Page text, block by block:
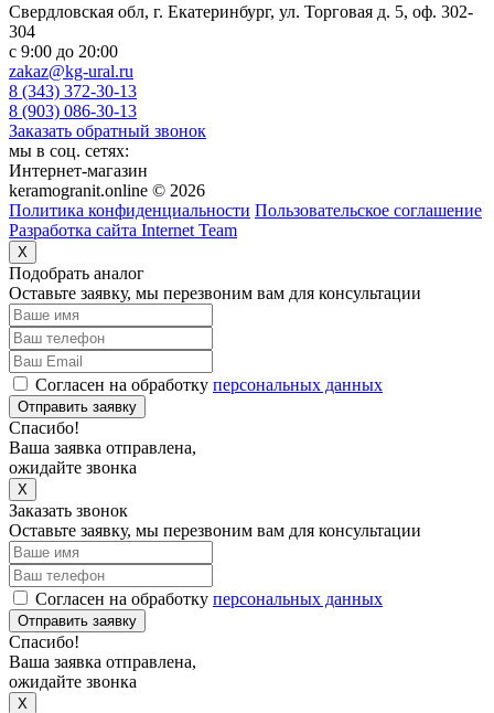
Свердловская обл, г. Екатеринбург, ул. Торговая д. 5, оф. 302-
304
c 9:00 до 20:00
zakaz@kg-ural.ru
8 (343) 372-30-13
8 (903) 086-30-13
Заказать обратный звонок
мы в соц. сетях:
Интернет-магазин
keramogranit.online © 2026
Политика конфиденциальности Пользовательское соглашение
Разработка сайта Internet Team
X
Подобрать аналог
Оставьте заявку, мы перезвоним вам для консультации
Согласен на обработку персональных данных
Отправить заявку
Спасибо!
Ваша заявка отправлена,
ожидайте звонка
X
Заказать звонок
Оставьте заявку, мы перезвоним вам для консультации
Согласен на обработку персональных данных
Отправить заявку
Спасибо!
Ваша заявка отправлена,
ожидайте звонка
X